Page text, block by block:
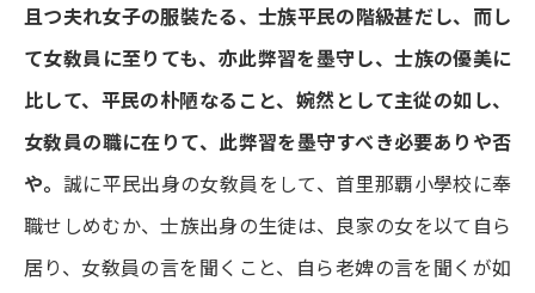
且つ夫れ女子の服裝たる、士族平民の階級甚だし、而し
て女敎員に至りても、亦此弊習を墨守し、士族の優美に
比して、平民の朴陋なること、婉然として主從の如し、
女敎員の職に在りて、此弊習を墨守すべき必要ありや否
や。 誠に平民出身の女敎員をして、首里那覇小學校に奉
職せしめむか、士族出身の生徒は、良家の女を以て自ら
居り、女敎員の言を聞くこと、自ら老婢の言を聞くが如